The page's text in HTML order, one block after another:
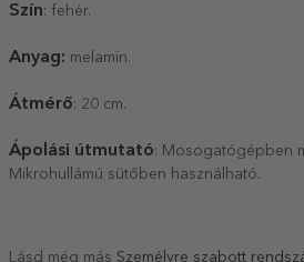
Szín: fehér.
Anyag: melamin.
Átmérő: 20 cm.
Ápolási útmutató: Mosogatógépben
Mikrohullámú sütőben használható.
Lásd még más Személyre szabott